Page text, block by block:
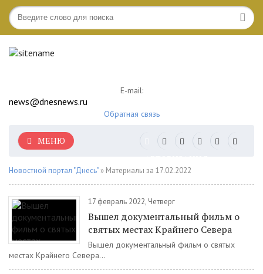
E-mail:
news@dnesnews.ru
Обратная связь
МЕНЮ
Новостной портал "Днесь"» Материалы за 17.02.2022
17 февраль 2022, Четверг
Вышел документальный фильм о
святых местах Крайнего Севера
Вышел документальный фильм о святых
местах Крайнего Севера...